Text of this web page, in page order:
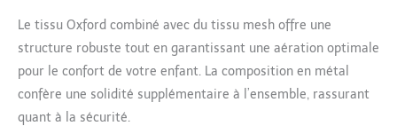
parc est équipé de
fermetures éclair pour
offrir plus de sécurité.
【Divers jouets
d'exercice】Ce parc
Le tissu Oxford combiné avec du tissu mesh offre une
structure robuste tout en garantissant une aération optimale
pour le confort de votre enfant. La composition en métal
confère une solidité supplémentaire à l’ensemble, rassurant
quant à la sécurité.